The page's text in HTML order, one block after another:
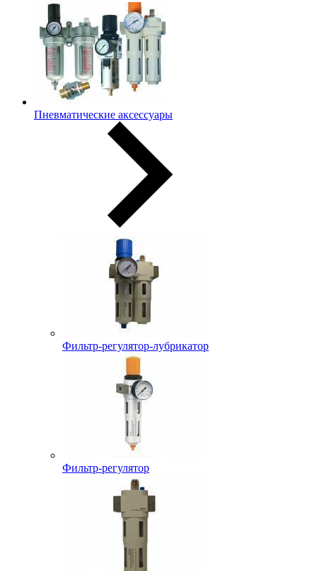
Пневматические аксессуары
Фильтр-регулятор-лубрикатор
Фильтр-регулятор